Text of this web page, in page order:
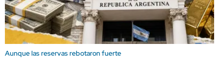
Aunque las reservas rebotaron fuerte